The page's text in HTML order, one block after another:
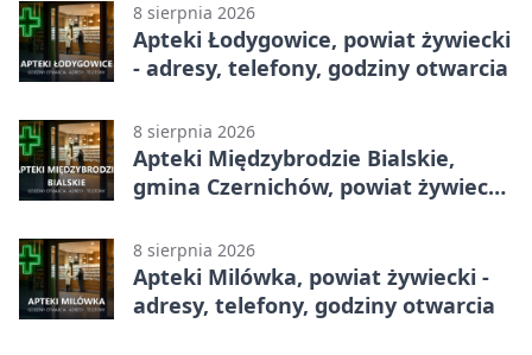
8 sierpnia 2026
Apteki Łodygowice, powiat żywiecki
- adresy, telefony, godziny otwarcia
8 sierpnia 2026
Apteki Międzybrodzie Bialskie,
gmina Czernichów, powiat żywiecki
8 sierpnia 2026
Apteki Milówka, powiat żywiecki -
adresy, telefony, godziny otwarcia